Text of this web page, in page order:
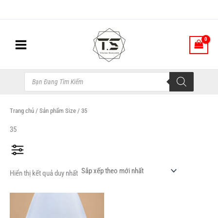
tới
Tìm
kiếm
sản
phẩm
Trang chủ / Sản phẩm Size / 35
35
Hiển thị kết quả duy nhất